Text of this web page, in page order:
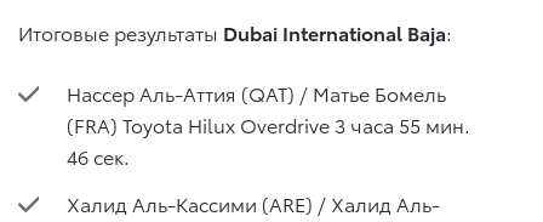
Итоговые результаты Dubai International Baja:
Нассер Аль-Аттия (QAT) / Матье Бомель
(FRA) Toyota Hilux Overdrive 3 часа 55 мин.
46 сек.
Халид Аль-Кассими (ARE) / Халид Аль-